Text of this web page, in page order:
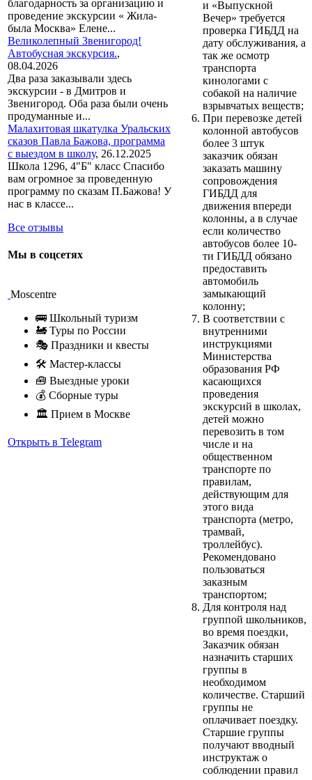
благодарность за организацию и
проведение экскурсии « Жила-
была Москва» Елене...
Великолепный Звенигород!
Автобусная экскурсия.,
08.04.2026
Два раза заказывали здесь
экскурсии - в Дмитров и
Звенигород. Оба раза были очень
продуманные и...
Малахитовая шкатулка Уральских
сказов Павла Бажова, программа
с выездом в школу, 26.12.2025
Школа 1296, 4"Б" класс Спасибо
вам огромное за проведенную
программу по сказам П.Бажова! У
нас в классе...
Все отзывы
Мы в соцсетях
Moscentre
🚌 Школьный туризм
🚂 Туры по России
🎭 Праздники и квесты
🛠 Мастер-классы
🧰 Выездные уроки
💰 Сборные туры
🏛 Прием в Москве
Открыть в Telegram
и «Выпускной
Вечер» требуется
проверка ГИБДД на
дату обслуживания, а
так же осмотр
транспорта
кинологами с
собакой на наличие
взрывчатых веществ;
При перевозке детей
колонной автобусов
более 3 штук
заказчик обязан
заказать машину
сопровождения
ГИБДД для
движения впереди
колонны, а в случае
если количество
автобусов более 10-
ти ГИБДД обязано
предоставить
автомобиль
замыкающий
колонну;
В соответствии с
внутренними
инструкциями
Министерства
образования РФ
касающихся
проведения
экскурсий в школах,
детей можно
перевозить в том
числе и на
общественном
транспорте по
правилам,
действующим для
этого вида
транспорта (метро,
трамвай,
троллейбус).
Рекомендовано
пользоваться
заказным
транспортом;
Для контроля над
группой школьников,
во время поездки,
Заказчик обязан
назначить старших
группы в
необходимом
количестве. Старший
группы не
оплачивает поездку.
Старшие группы
получают вводный
инструктаж о
соблюдении правил